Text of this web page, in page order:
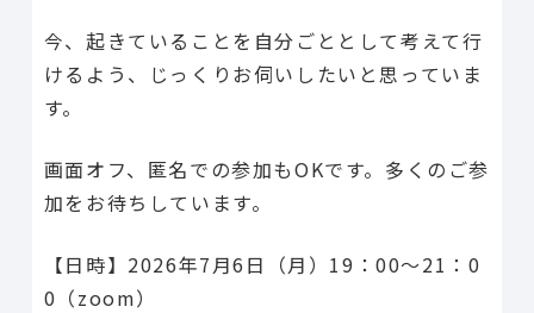
今、起きていることを自分ごととして考えて行
けるよう、じっくりお伺いしたいと思っていま
す。
画面オフ、匿名での参加もOKです。多くのご参
加をお待ちしています。
【日時】2026年7月6日（月）19：00～21：0
0（zoom）